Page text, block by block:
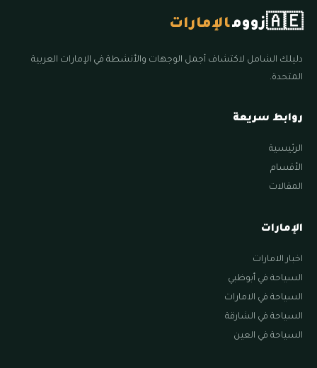
🇦🇪زوومالإمارات
دليلك الشامل لاكتشاف أجمل الوجهات والأنشطة في الإمارات العربية
المتحدة.
روابط سريعة
الرئيسية
الأقسام
المقالات
الإمارات
اخبار الامارات
السياحة في أبوظبي
السياحة في الامارات
السياحة في الشارقة
السياحة في العين